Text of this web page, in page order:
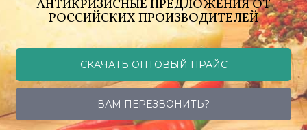
АНТИКРИЗИСНЫЕ ПРЕДЛОЖЕНИЯ ОТ
РОССИЙСКИХ ПРОИЗВОДИТЕЛЕЙ
СКАЧАТЬ ОПТОВЫЙ ПРАЙС
ВАМ ПЕРЕЗВОНИТЬ?